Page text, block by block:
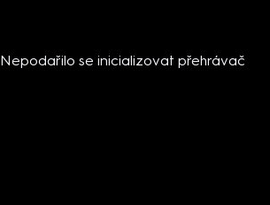
Nepodařilo se inicializovat přehrávač